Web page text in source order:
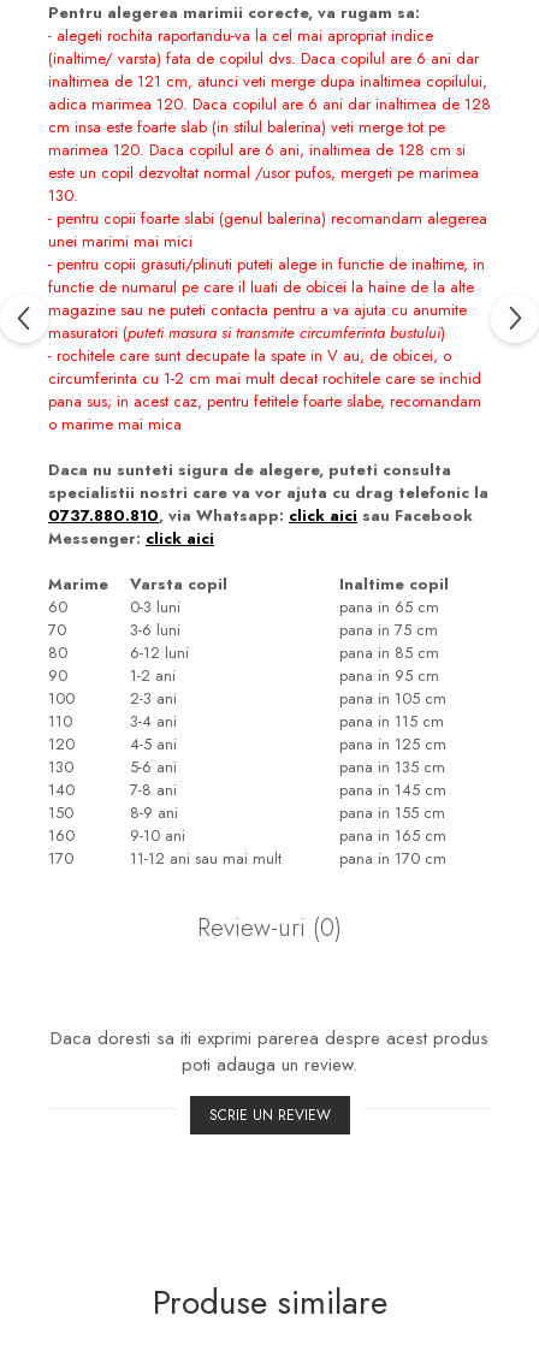
Pentru alegerea marimii corecte, va rugam sa:
- alegeti rochita raportandu-va la cel mai apropriat indice
(inaltime/ varsta) fata de copilul dvs. Daca copilul are 6 ani dar
inaltimea de 121 cm, atunci veti merge dupa inaltimea copilului,
adica marimea 120. Daca copilul are 6 ani dar inaltimea de 128
cm insa este foarte slab (in stilul balerina) veti merge tot pe
marimea 120. Daca copilul are 6 ani, inaltimea de 128 cm si
este un copil dezvoltat normal /usor pufos, mergeti pe marimea
130.
- pentru copii foarte slabi (genul balerina) recomandam alegerea
unei marimi mai mici
- pentru copii grasuti/plinuti puteti alege in functie de inaltime, in
functie de numarul pe care il luati de obicei la haine de la alte
magazine sau ne puteti contacta pentru a va ajuta cu anumite
masuratori (puteti masura si transmite circumferinta bustului)
- rochitele care sunt decupate la spate in V au, de obicei, o
circumferinta cu 1-2 cm mai mult decat rochitele care se inchid
pana sus; in acest caz, pentru fetitele foarte slabe, recomandam
o marime mai mica
Daca nu sunteti sigura de alegere, puteti consulta
specialistii nostri care va vor ajuta cu drag telefonic la
0737.880.810, via Whatsapp: click aici sau Facebook
Messenger: click aici
Marime
Varsta copil
Inaltime copil
60
0-3 luni
pana in 65 cm
70
3-6 luni
pana in 75 cm
80
6-12 luni
pana in 85 cm
90
1-2 ani
pana in 95 cm
100
2-3 ani
pana in 105 cm
110
3-4 ani
pana in 115 cm
120
4-5 ani
pana in 125 cm
130
5-6 ani
pana in 135 cm
140
7-8 ani
pana in 145 cm
150
8-9 ani
pana in 155 cm
160
9-10 ani
pana in 165 cm
170
11-12 ani sau mai mult pana in 170 cm
Review-uri (0)
Daca doresti sa iti exprimi parerea despre acest produs
poti adauga un review.
SCRIE UN REVIEW
Produse similare